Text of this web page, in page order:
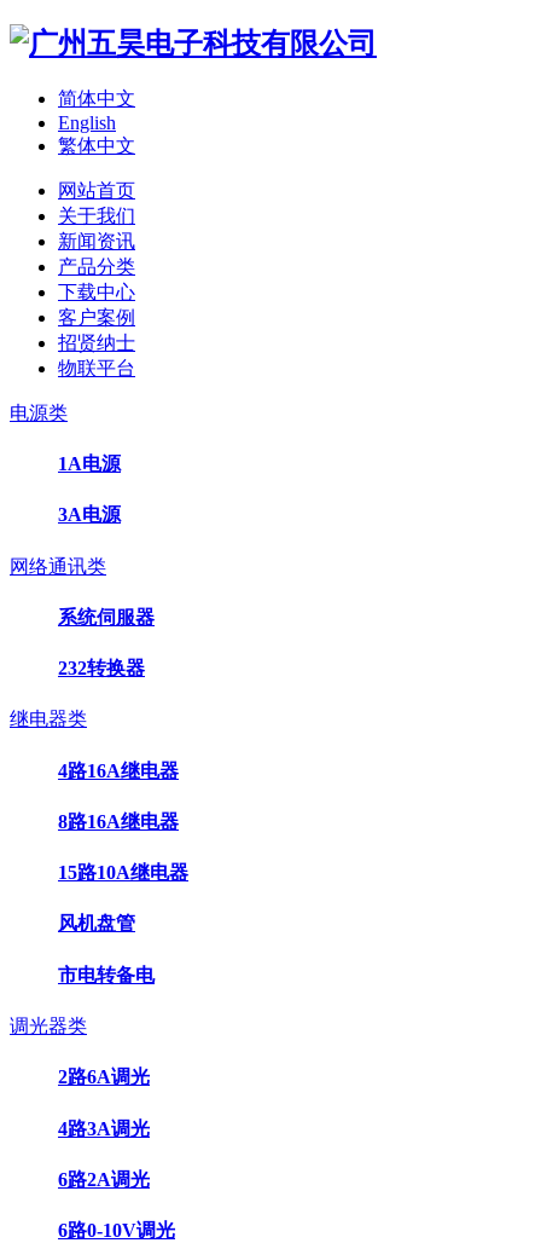
简体中文
English
繁体中文
网站首页
关于我们
新闻资讯
产品分类
下载中心
客户案例
招贤纳士
物联平台
电源类
1A电源
3A电源
网络通讯类
系统伺服器
232转换器
继电器类
4路16A继电器
8路16A继电器
15路10A继电器
风机盘管
市电转备电
调光器类
2路6A调光
4路3A调光
6路2A调光
6路0-10V调光